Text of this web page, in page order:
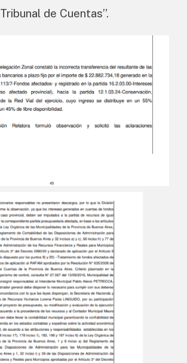
Tribunal de Cuentas”.